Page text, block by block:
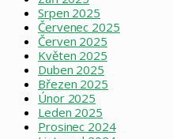
Srpen 2025
Červenec 2025
Červen 2025
Květen 2025
Duben 2025
Březen 2025
Únor 2025
Leden 2025
Prosinec 2024